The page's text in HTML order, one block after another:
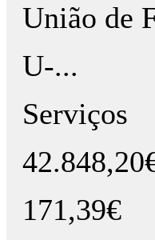
União de
U-...
Serviços
171,39€